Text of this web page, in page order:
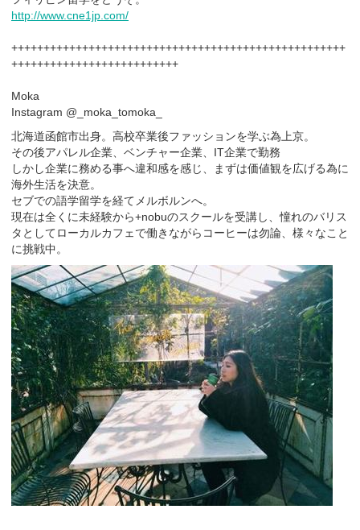
http://www.cne1jp.com/
++++++++++++++++++++++++++++++++++++++++++++++++++++
++++++++++++++++++++++++++
Moka
Instagram @_moka_tomoka_
北海道函館市出身。高校卒業後ファッションを学ぶ為上京。
その後アパレル企業、ベンチャー企業、IT企業で勤務
しかし企業に務める事へ違和感を感じ、まずは価値観を広げる為に
海外生活を決意。
セブでの語学留学を経てメルボルンへ。
現在は全くに未経験から+nobuのスクールを受講し、憧れのバリス
タとしてローカルカフェで働きながらコーヒーは勿論、様々なこと
に挑戦中。